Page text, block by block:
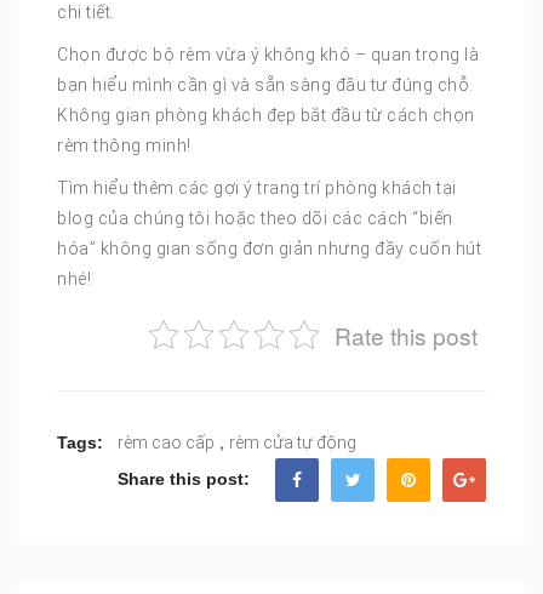
chi tiết.
Chọn được bộ rèm vừa ý không khó – quan trọng là
bạn hiểu mình cần gì và sẵn sàng đầu tư đúng chỗ.
Không gian phòng khách đẹp bắt đầu từ cách chọn
rèm thông minh!
Tìm hiểu thêm các gợi ý trang trí phòng khách tại
blog của chúng tôi hoặc theo dõi các cách “biến
hóa” không gian sống đơn giản nhưng đầy cuốn hút
nhé!
Rate this post
Tags: rèm cao cấp , rèm cửa tự động
Share this post: